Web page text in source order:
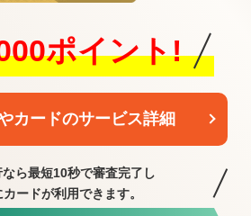
ポイント!
カードのサービス詳細
なら最短10秒で審査完了し
ードが利用できます。